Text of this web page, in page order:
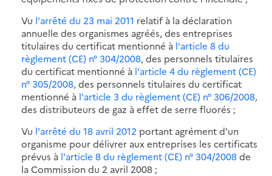
Vu l'arrêté du 23 mai 2011 relatif à la déclaration
annuelle des organismes agréés, des entreprises
titulaires du certificat mentionné à l'article 8 du
règlement (CE) n° 304/2008, des personnels titulaires
du certificat mentionné à l'article 4 du règlement (CE)
n° 305/2008, des personnels titulaires du certificat
mentionné à l'article 3 du règlement (CE) n° 306/2008,
des distributeurs de gaz à effet de serre fluorés ;
Vu l'arrêté du 18 avril 2012 portant agrément d'un
organisme pour délivrer aux entreprises les certificats
prévus à l'article 8 du règlement (CE) n° 304/2008de
la Commission du 2 avril 2008 ;